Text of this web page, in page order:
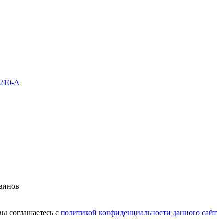
A
соглашаетесь с политикой конфиденциальности данного